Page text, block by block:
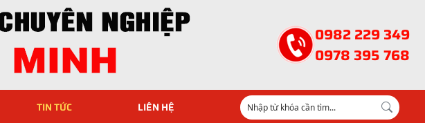
0982 229 349
0978 395 768
TIN TỨC LIÊN HỆ